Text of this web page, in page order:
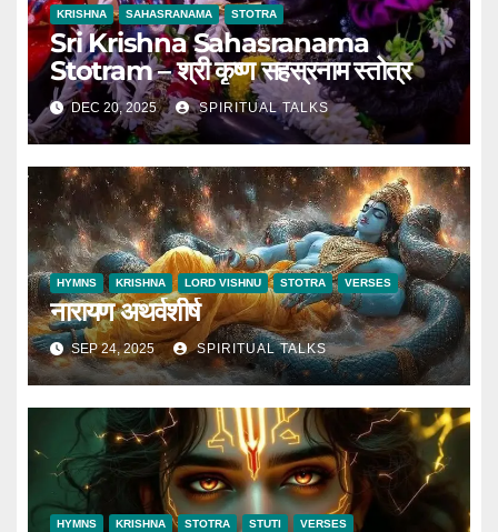
KRISHNA SAHASRANAMA STOTRA
Sri Krishna Sahasranama
Stotram – श्री कृष्ण सहस्रनाम स्तोत्र
DEC 20, 2025 SPIRITUAL TALKS
HYMNS KRISHNA LORD VISHNU STOTRA VERSES
नारायण अथर्वशीर्ष
SEP 24, 2025 SPIRITUAL TALKS
HYMNS KRISHNA STOTRA STUTI VERSES